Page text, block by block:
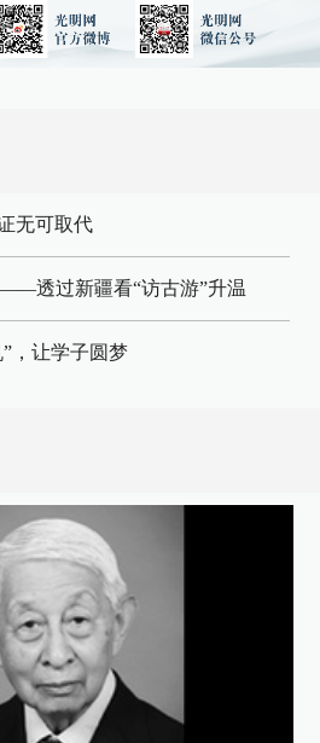
无可取代
透过新疆看“访古游”升温
，让学子圆梦